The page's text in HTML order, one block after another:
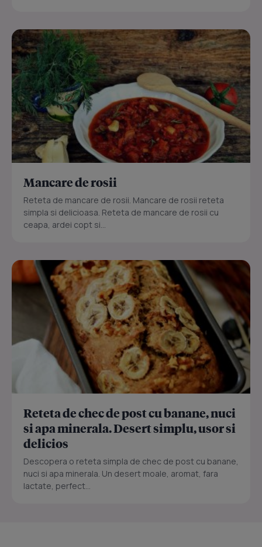
Mancare de rosii
Reteta de mancare de rosii. Mancare de rosii reteta
simpla si delicioasa. Reteta de mancare de rosii cu
ceapa, ardei copt si...
Reteta de chec de post cu banane, nuci
si apa minerala. Desert simplu, usor si
delicios
Descopera o reteta simpla de chec de post cu banane,
nuci si apa minerala. Un desert moale, aromat, fara
lactate, perfect...